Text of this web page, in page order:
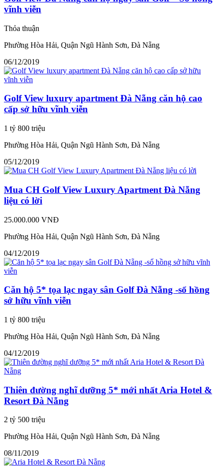
vĩnh viễn
Thỏa thuận
Phường Hòa Hải, Quận Ngũ Hành Sơn, Đà Nẵng
06/12/2019
Golf View luxury apartment Đà Nẵng căn hộ cao
cấp sở hữu vĩnh viễn
1 tỷ 800 triệu
Phường Hòa Hải, Quận Ngũ Hành Sơn, Đà Nẵng
05/12/2019
Mua CH Golf View Luxury Apartment Đà Nẵng
liệu có lời
25.000.000 VNĐ
Phường Hòa Hải, Quận Ngũ Hành Sơn, Đà Nẵng
04/12/2019
Căn hộ 5* tọa lạc ngay sân Golf Đà Nẵng -sổ hồng
sở hữu vĩnh viễn
1 tỷ 800 triệu
Phường Hòa Hải, Quận Ngũ Hành Sơn, Đà Nẵng
04/12/2019
Thiên đường nghĩ dưỡng 5* mới nhất Aria Hotel &
Resort Đà Nẵng
2 tỷ 500 triệu
Phường Hòa Hải, Quận Ngũ Hành Sơn, Đà Nẵng
08/11/2019